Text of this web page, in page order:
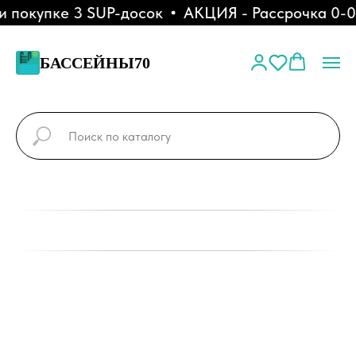
3 SUP-досок АКЦИЯ - Рассрочка 0-0-6
БАССЕЙНЫ70